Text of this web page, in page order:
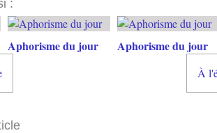
:
Aphorisme du jour Aphorisme du jour
À